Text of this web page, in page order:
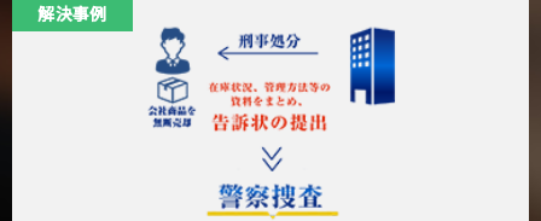
解決事例